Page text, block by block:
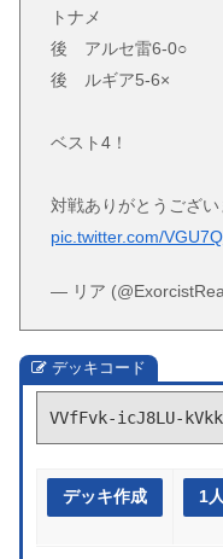
トナメ
後 アルセ雷6-0○
後 ルギア5-6×
ベスト4！
対戦ありがとうござい
pic.twitter.com/
— リア
デッキコード
VVfFvk-icJ8LU-
デッキ作成 1